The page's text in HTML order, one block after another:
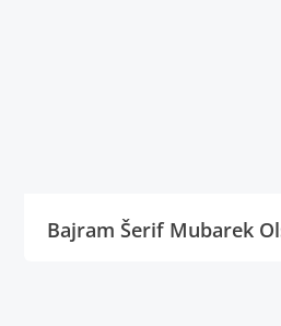
Bajram Šerif Mubarek